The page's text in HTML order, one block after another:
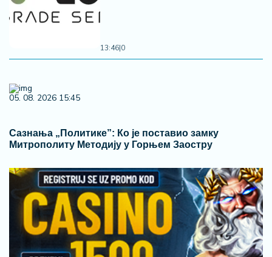
13:46|0
05. 08. 2026 15:45
Сазнања „Политике”: Ко је поставио замку
Митрополиту Методију у Горњем Заостру